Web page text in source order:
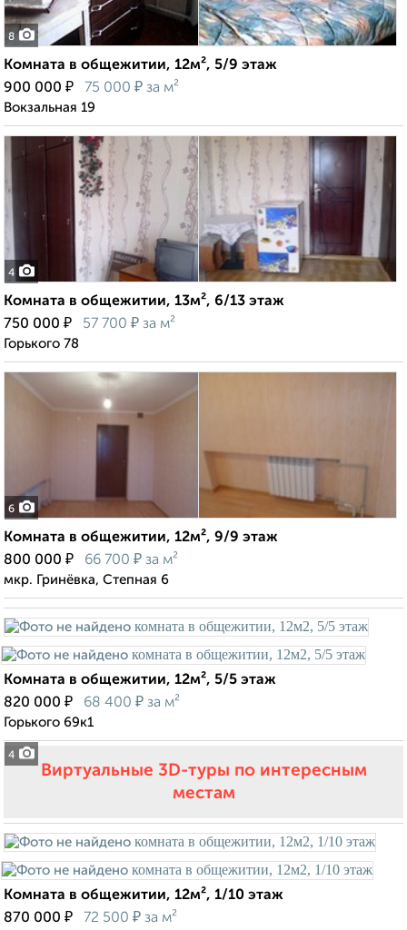
8
Комната в общежитии, 12м², 5/9 этаж
900 000 ₽ 75 000 ₽ за м²
Вокзальная 19
4
Комната в общежитии, 13м², 6/13 этаж
750 000 ₽ 57 700 ₽ за м²
Горького 78
6
Комната в общежитии, 12м², 9/9 этаж
800 000 ₽ 66 700 ₽ за м²
мкр. Гринёвка, Степная 6
4
Комната в общежитии, 12м², 5/5 этаж
820 000 ₽ 68 400 ₽ за м²
Горького 69к1
Виртуальные 3D-туры по интересным
местам
Комната в общежитии, 12м², 1/10 этаж
870 000 ₽ 72 500 ₽ за м²